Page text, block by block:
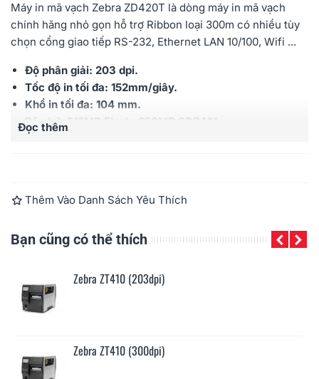
Máy in mã vạch Zebra ZD420T là dòng máy in mã vạch
chính hãng nhỏ gọn hỗ trợ Ribbon loại 300m có nhiều tùy
chọn cổng giao tiếp RS-232, Ethernet LAN 10/100, Wifi ...
Độ phân giải: 203 dpi.
Tốc độ in tối đa: 152mm/giây.
Khổ in tối đa: 104 mm.
Bộ nhớ: 512MB Flash, 256MB SDRAM.
Đọc thêm
Thêm Vào Danh Sách Yêu Thích
Bạn cũng có thể thích
Zebra ZT410 (203dpi)
Zebra ZT410 (300dpi)